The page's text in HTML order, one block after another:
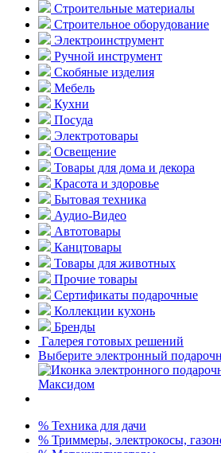
Строительные материалы
Строительное оборудование
Электроинструмент
Ручной инструмент
Скобяные изделия
Мебель
Кухни
Посуда
Электротовары
Освещение
Товары для дома и декора
Красота и здоровье
Бытовая техника
Аудио-Видео
Автотовары
Канцтовары
Товары для животных
Прочие товары
Сертификаты подарочные
Коллекции кухонь
Бренды
Галерея готовых решений
Выберите электронный
% Техника для дачи
% Триммеры, электрокосы,